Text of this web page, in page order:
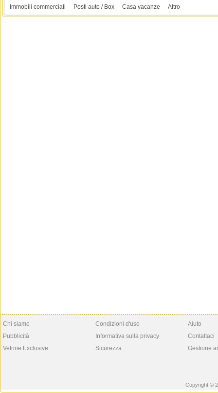
Immobili commerciali
Posti auto / Box Casa vacanze Altro
Chi siamo
Pubblicità
Vetrine Exclusive
Condizioni d'uso
Informativa sulla privacy
Sicurezza
Aiuto
Contattaci
Gestione
Copyright ©